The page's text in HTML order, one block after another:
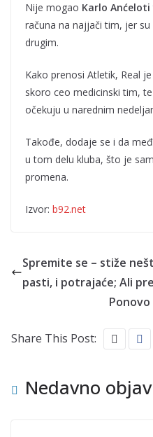
Nije mogao Karlo Anćeloti
računa na najjači tim, jer
drugim.
Kako prenosi Atletik, Real
skoro ceo medicinski tim,
očekuju u narednim
Takođe, dodaje se i da
u tom delu kluba, što je
promena.
Izvor: b92.net
Spremite se – stiže
pasti, i potrajaće; Ali
Share This Post:
Nedavno